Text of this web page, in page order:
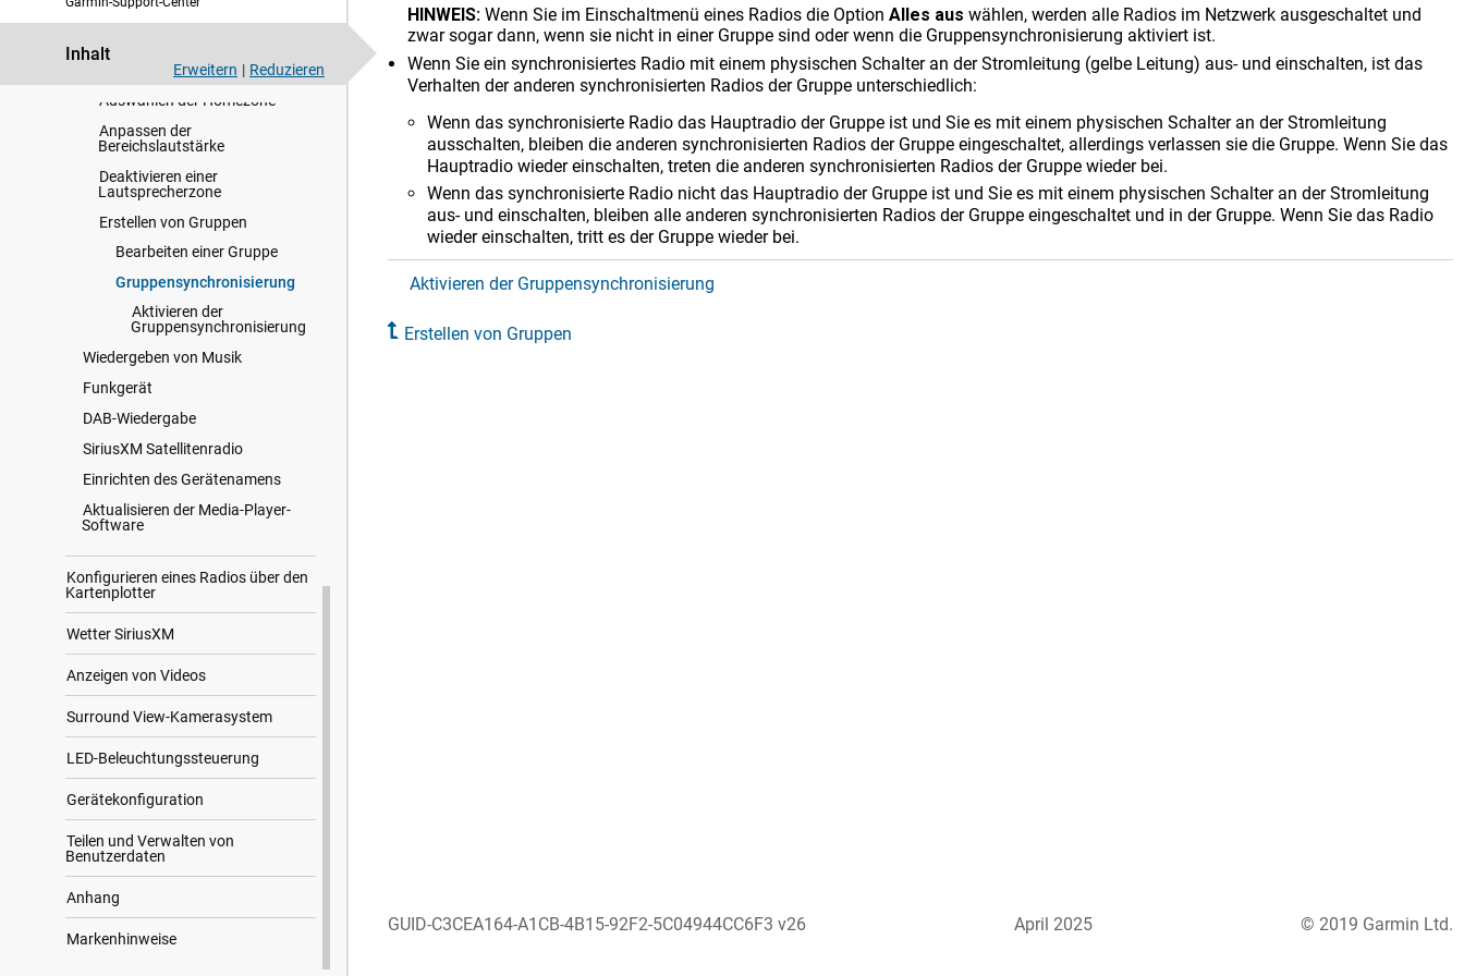
Inhalt
Erweitern | Reduzieren
Anpassen der Lautstärke und
Radiozonen und -gruppen
Auswählen der Homezone
Anpassen der
Bereichslautstärke
Deaktivieren einer
Lautsprecherzone
Erstellen von Gruppen
Bearbeiten einer Gruppe
Gruppensynchronisierung
Aktivieren der
Gruppensynchronisierung
Wiedergeben von Musik
Funkgerät
DAB-Wiedergabe
SiriusXM Satellitenradio
Einrichten des Gerätenamens
Aktualisieren der Media-Player-
Software
Konfigurieren eines Radios über den
Kartenplotter
Wetter SiriusXM
Anzeigen von Videos
Surround View-Kamerasystem
LED-Beleuchtungssteuerung
Gerätekonfiguration
Teilen und Verwalten von
Benutzerdaten
Anhang
Markenhinweise
HINWEIS: Wenn Sie im Einschaltmenü eines Radios die Option Alles aus wählen, werden alle Radios im Netzwerk ausgeschaltet und
zwar sogar dann, wenn sie nicht in einer Gruppe sind oder wenn die Gruppensynchronisierung aktiviert ist.
Wenn Sie ein synchronisiertes Radio mit einem physischen Schalter an der Stromleitung (gelbe Leitung) aus- und einschalten, ist das
Verhalten der anderen synchronisierten Radios der Gruppe unterschiedlich:
Wenn das synchronisierte Radio das Hauptradio der Gruppe ist und Sie es mit einem physischen Schalter an der Stromleitung
ausschalten, bleiben die anderen synchronisierten Radios der Gruppe eingeschaltet, allerdings verlassen sie die Gruppe. Wenn Sie das
Hauptradio wieder einschalten, treten die anderen synchronisierten Radios der Gruppe wieder bei.
Wenn das synchronisierte Radio nicht das Hauptradio der Gruppe ist und Sie es mit einem physischen Schalter an der Stromleitung
aus- und einschalten, bleiben alle anderen synchronisierten Radios der Gruppe eingeschaltet und in der Gruppe. Wenn Sie das Radio
wieder einschalten, tritt es der Gruppe wieder bei.
Aktivieren der Gruppensynchronisierung
Erstellen von Gruppen
GUID-C3CEA164-A1CB-4B15-92F2-5C04944CC6F3 v26 April 2025 © 2019 Garmin Ltd.